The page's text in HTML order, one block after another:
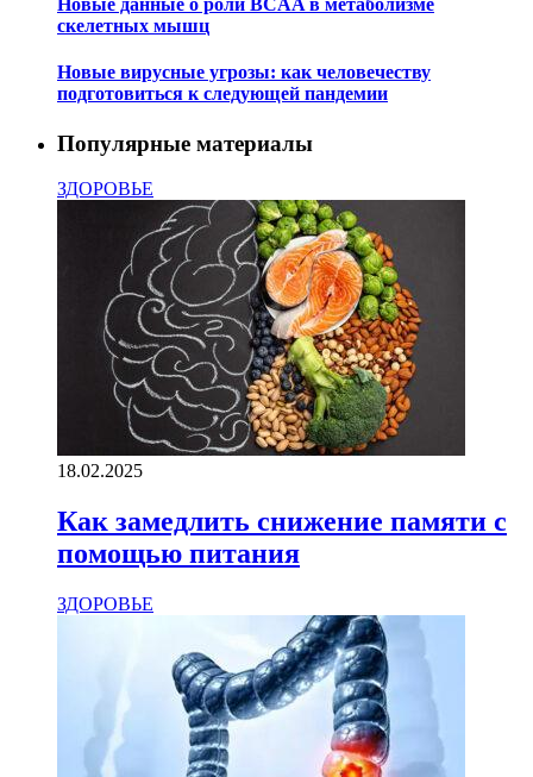
Новые данные о роли BCAA в метаболизме
скелетных мышц
Новые вирусные угрозы: как человечеству
подготовиться к следующей пандемии
Популярные материалы
ЗДОРОВЬЕ
18.02.2025
Как замедлить снижение памяти с
помощью питания
ЗДОРОВЬЕ